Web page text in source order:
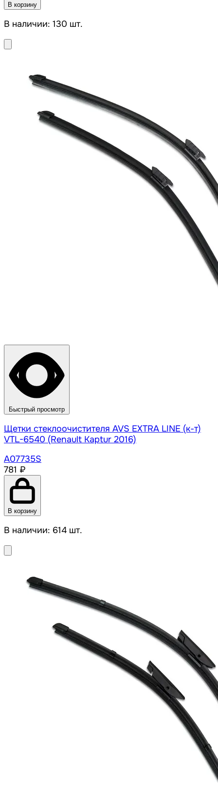
В корзину
В наличии: 130 шт.
Быстрый просмотр
Щетки стеклоочистителя AVS EXTRA LINE (к-т)
VTL-6540 (Renault Kaptur 2016)
A07735S
781 ₽
В корзину
В наличии: 614 шт.